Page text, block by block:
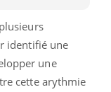
identifié une
une
cette arythmie